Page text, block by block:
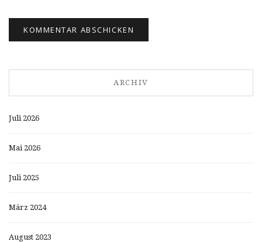
ARCHIV
Juli 2026
Mai 2026
Juli 2025
März 2024
August 2023